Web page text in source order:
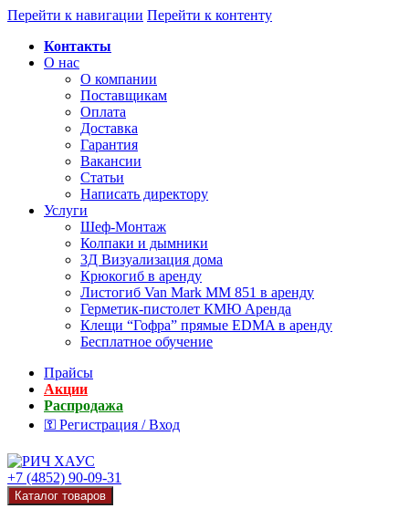
Перейти к навигации Перейти к контенту
Контакты
О нас
О компании
Поставщикам
Оплата
Доставка
Гарантия
Вакансии
Статьи
Написать директору
Услуги
Шеф-Монтаж
Колпаки и дымники
3Д Визуализация дома
Крюкогиб в аренду
Листогиб Van Mark MM 851 в аренду
Герметик-пистолет КМЮ Аренда
Клещи “Гофра” прямые EDMA в аренду
Бесплатное обучение
Прайсы
Акции
Распродажа
⚿ Регистрация / Вход
+7 (4852) 90-09-31
Каталог товаров